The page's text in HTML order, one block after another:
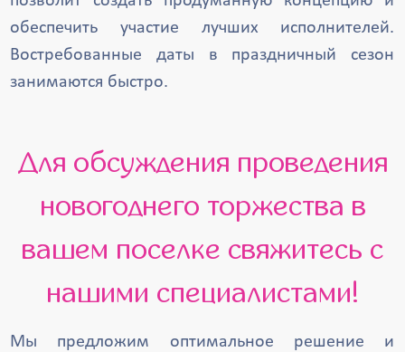
обеспечить участие лучших исполнителей.
Востребованные даты в праздничный сезон
занимаются быстро.
Для обсуждения проведения
новогоднего торжества в
вашем поселке свяжитесь с
нашими специалистами!
Мы предложим оптимальное решение и